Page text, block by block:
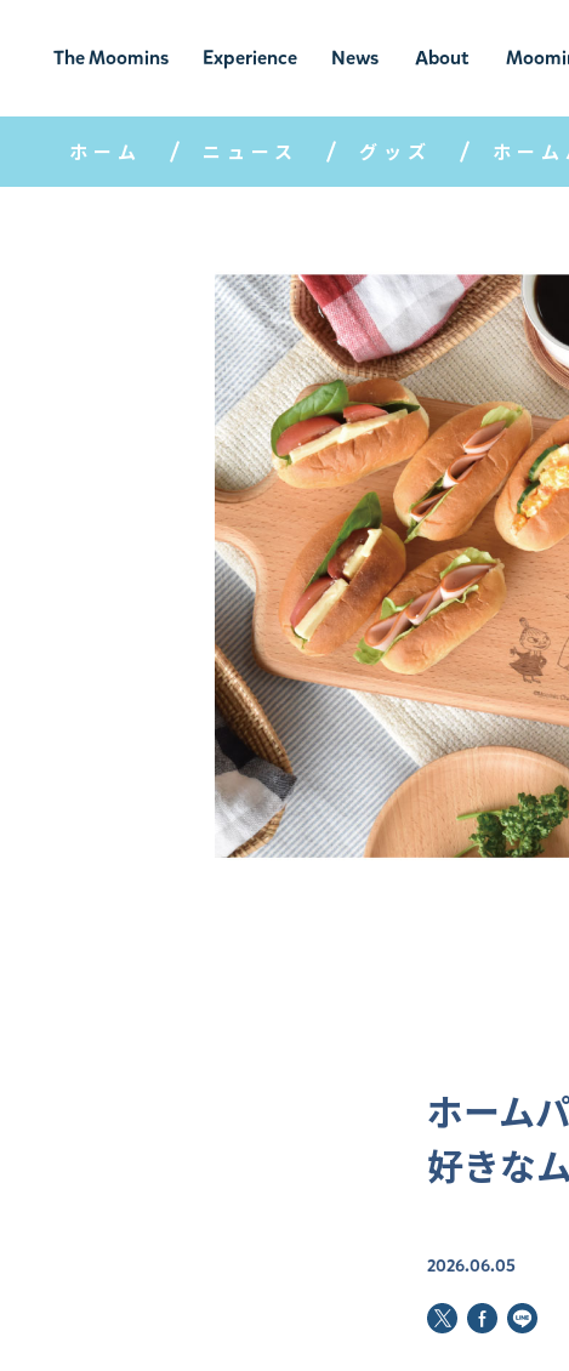
The Moomins
ムーミンの
世界
Experience
ムーミンの世
界を楽しむ
News
ニュ
ース
About
ムーミン
について
ムー
ビ
ホーム ニュース グッズ ホー
ホーム
好きな
2026.06.05